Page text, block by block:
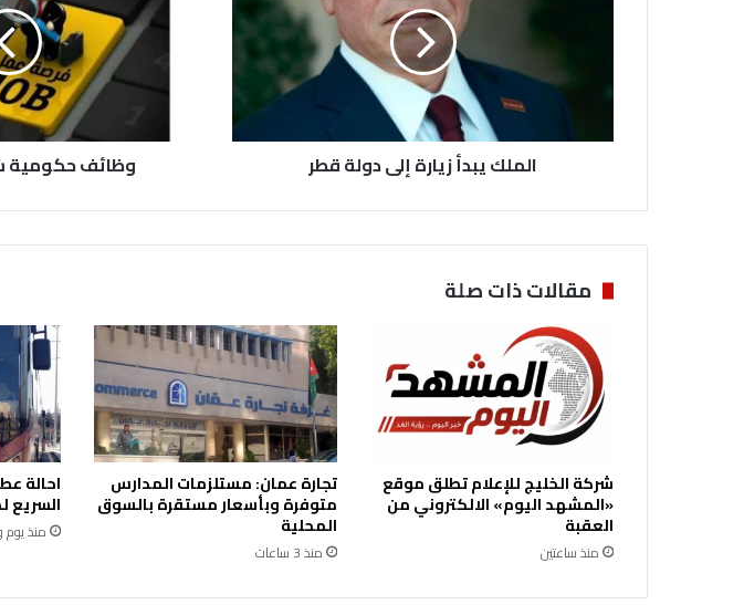
أ
ا
إ
ل
ر
الملك يبدأ زيارة إلى دولة قطر
ش
(
ت
ف
ا
ص
ي
ل
)
وظائف حكومية
مقالات ذات صلة
شركة الخليج للإعلام تطلق موقع
«المشهد اليوم» الالكتروني من
العقبة
منذ ساعتين
تجارة عمان: مستلزمات المدارس
متوفرة وبأسعار مستقرة بالسوق
المحلية
منذ 3 ساعات
احالة
السريع
منذ يوم